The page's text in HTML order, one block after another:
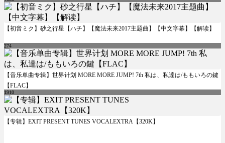
【初音ミク】砂之行星【ハチ】【魔法未来2017主题曲】【中文字幕】【解读】
274
【音乐单曲专辑】世界计划 MORE MORE JUMP! 7th 私は、私達は/ももいろの鍵
【FLAC】
1910
【专辑】EXIT PRESENT TUNES VOCALEXTRA【320K】